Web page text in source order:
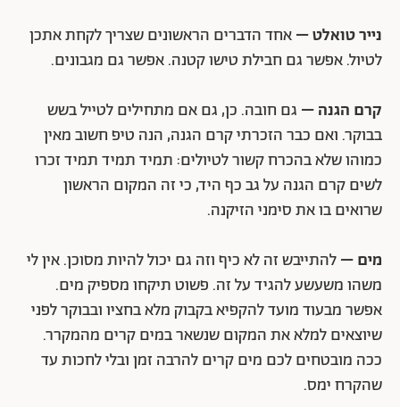
נייר טואלט –אחד הדברים הראשונים שצריך לקחת אתכן
לטיול. אפשר גם חבילת טישו קטנה. אפשר גם מגבונים.
קרם הגנה – גם חובה. כן, גם אם מתחילים לטייל בשש
בבוקר. ואם כבר הזכרתי קרם הגנה, הנה טיפ חשוב מאין
כמוהו שלא בהכרח קשור לטיולים: תמיד תמיד תמיד זכרו
לשים קרם הגנה על גב כף היד, כי זה המקום הראשון
שרואים בו את סימני הזיקנה.
מים –להתייבש זה לא כיף וזה גם יכול להיות מסוכן. אין לי
משהו משעשע להגיד על זה. פשוט תיקחו מספיק מים.
אפשר מבעוד מועד להקפיא בקבוק מלא בחציו ובבוקר לפני
שיוצאים למלא את המקום שנשאר במים קרים מהמקרר.
ככה מובטחים לכם מים קרים להרבה זמן ובלי לחכות עד
שהקרח ימס.